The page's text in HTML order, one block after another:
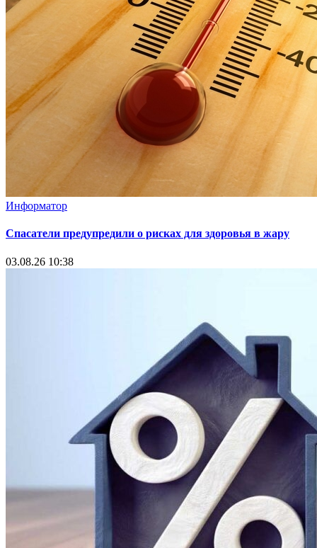
Информатор
Спасатели предупредили о рисках для здоровья в жару
03.08.26 10:38